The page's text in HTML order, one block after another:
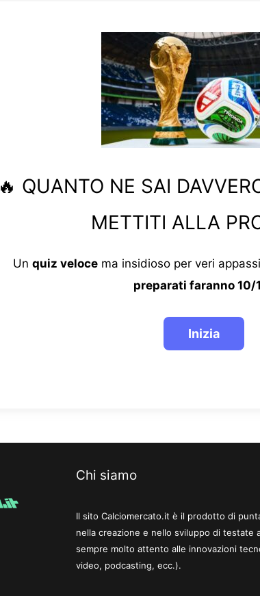
🔥 QUANTO NE SAI
METTITI ALLA
Un quiz velocema insidioso per veri
preparati faranno 10/
Chi siamo
Il sito Calciomercato.it è il prodotto di
nella creazione e nello sviluppo di testate
sempre molto attento alle innovazioni
video, podcasting, ecc.).